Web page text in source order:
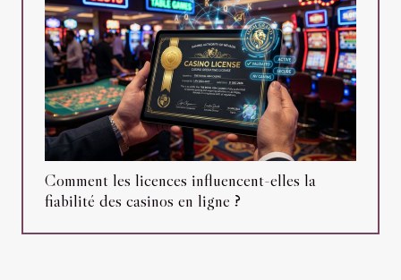
Comment les licences influencent-elles la
fiabilité des casinos en ligne ?